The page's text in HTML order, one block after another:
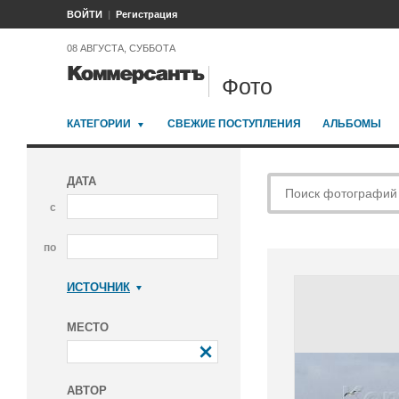
ВОЙТИ Регистрация
08 АВГУСТА, СУББОТА
Фото
КАТЕГОРИИ СВЕЖИЕ ПОСТУПЛЕНИЯ АЛЬБОМЫ
ДАТА
с
по
ИСТОЧНИК
МЕСТО
АВТОР